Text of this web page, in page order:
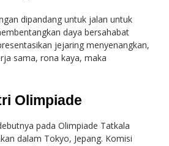
dipandang untuk jalan untuk
daya bersahabat
jejaring menyenangkan,
sama, rona kaya, maka
Olimpiade
pada Olimpiade Tatkala
dalam Tokyo, Jepang. Komisi